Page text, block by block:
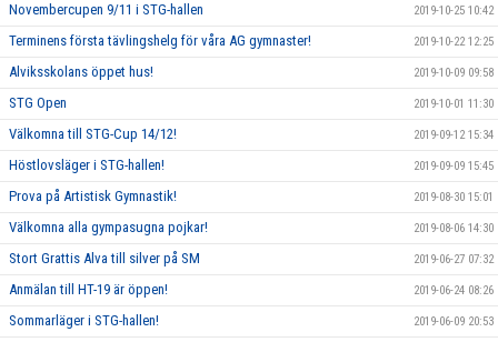
Novembercupen 9/11 i STG-hallen 2019-10-25 10:42
Terminens första tävlingshelg för våra AG gymnaster! 2019-10-22 12:25
Alviksskolans öppet hus! 2019-10-09 09:58
STG Open 2019-10-01 11:30
Välkomna till STG-Cup 14/12! 2019-09-12 15:34
Höstlovsläger i STG-hallen! 2019-09-09 15:45
Prova på Artistisk Gymnastik! 2019-08-30 15:01
Välkomna alla gympasugna pojkar! 2019-08-06 14:30
Stort Grattis Alva till silver på SM 2019-06-27 07:32
Anmälan till HT-19 är öppen! 2019-06-24 08:26
Sommarläger i STG-hallen! 2019-06-09 20:53